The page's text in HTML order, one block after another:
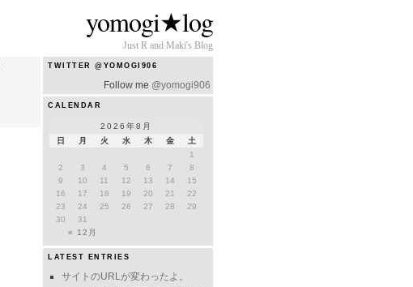
yomogi★log
Just R and Maki's Blog
TWITTER @YOMOGI906
Follow me @yomogi906
CALENDAR
2026年8月
日
月 火 水 木 金 土
« 12月
1
2
3 4 5 6 7
8
9
10 11 12 13 14
15
16
17 18 19 20 21
22
23
24 25 26 27 28
29
30
31
LATEST ENTRIES
サイトのURLが変わったよ。